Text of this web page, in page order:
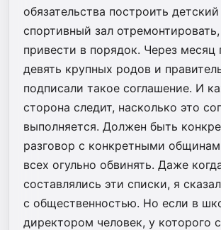
обязательства построить
спортивный зал
привести в порядок. Через месяц
девять крупных родов и
подписали такое соглашение. И
сторона следит, насколько это
выполняется. Должен быть
разговор с конкретными
всех огульно обвинять. Даже
составлялись эти списки, я
с общественностью. Но если в
директором человек, у которого